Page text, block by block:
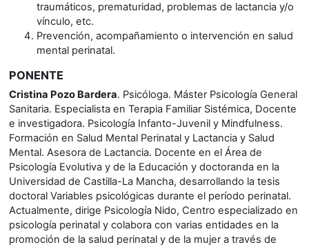
traumáticos, prematuridad, problemas de lactancia y/o
vínculo, etc.
Prevención, acompañamiento o intervención en salud
mental perinatal.
PONENTE
Cristina Pozo Bardera. Psicóloga. Máster Psicología General
Sanitaria. Especialista en Terapia Familiar Sistémica, Docente
e investigadora. Psicología Infanto-Juvenil y Mindfulness.
Formación en Salud Mental Perinatal y Lactancia y Salud
Mental. Asesora de Lactancia. Docente en el Área de
Psicología Evolutiva y de la Educación y doctoranda en la
Universidad de Castilla-La Mancha, desarrollando la tesis
doctoral Variables psicológicas durante el período perinatal.
Actualmente, dirige Psicología Nido, Centro especializado en
psicología perinatal y colabora con varias entidades en la
promoción de la salud perinatal y de la mujer a través de